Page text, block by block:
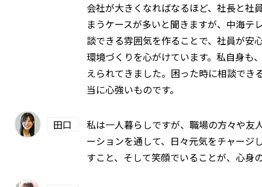
会社が大きくなればなるほど、社長と社
まうケースが多いと聞きますが、中海テ
談できる雰囲気を作ることで、社員が安
環境づくりを心がけています。私自身も
えられてきました。困った時に相談でき
当に心強いものです。
田口
私は一人暮らしですが、職場の方々や友
ーションを通して、日々元気をチャージ
すこと、そして笑顔でいることが、心身